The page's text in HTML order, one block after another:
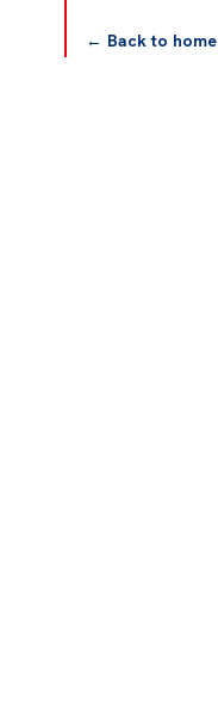
← Back to home